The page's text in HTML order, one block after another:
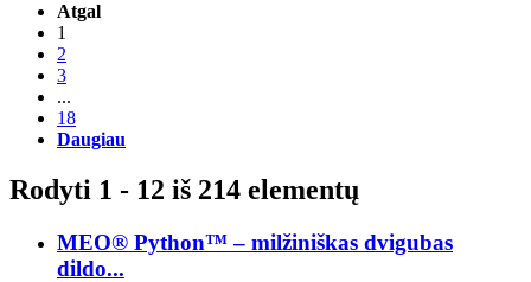
Atgal
1
2
3
...
18
Daugiau
Rodyti 1 - 12 iš 214 elementų
MEO® Python™ – milžiniškas dvigubas
dildo...